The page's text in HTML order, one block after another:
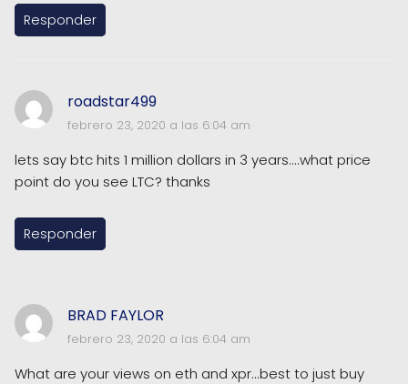
Responder
roadstar499
febrero 23, 2020 a las 6:04 am
lets say btc hits 1 million dollars in 3 years....what price
point do you see LTC? thanks
Responder
BRAD FAYLOR
febrero 23, 2020 a las 6:04 am
What are your views on eth and xpr...best to just buy